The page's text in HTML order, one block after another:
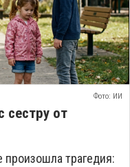
Фото: ИИ
сестру от
трагедия: